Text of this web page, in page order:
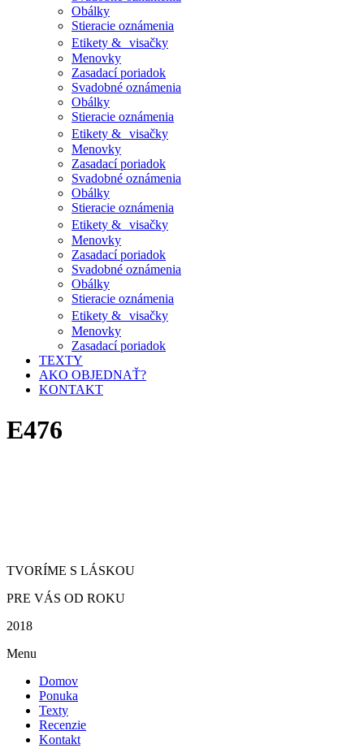
Obálky
Stieracie oznámenia
Etikety & visačky
Menovky
Zasadací poriadok
Svadobné oznámenia
Obálky
Stieracie oznámenia
Etikety & visačky
Menovky
Zasadací poriadok
Svadobné oznámenia
Obálky
Stieracie oznámenia
Etikety & visačky
Menovky
Zasadací poriadok
Svadobné oznámenia
Obálky
Stieracie oznámenia
Etikety & visačky
Menovky
Zasadací poriadok
TEXTY
AKO OBJEDNAŤ?
KONTAKT
E476
TVORÍME S LÁSKOU
PRE VÁS OD ROKU
2018
Menu
Domov
Ponuka
Texty
Recenzie
Kontakt